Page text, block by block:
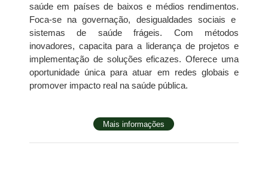
saúde em países de baixos e médios rendimentos.
Foca-se na governação, desigualdades sociais e
sistemas de saúde frágeis. Com métodos
inovadores, capacita para a liderança de projetos e
implementação de soluções eficazes. Oferece uma
oportunidade única para atuar em redes globais e
promover impacto real na saúde pública.
Mais informações